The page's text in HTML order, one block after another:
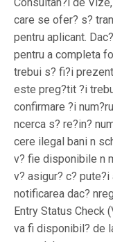
care se ofer? s?
pentru aplicant.
pentru a completa
trebui s? fi?i
este preg?tit ?i
confirmare ?i
ncerca s? re?in?
cere ilegal bani n
v? fie disponibile n
v? asigur? c?
notificarea dac?
Entry Status Check
va fi disponibil? de